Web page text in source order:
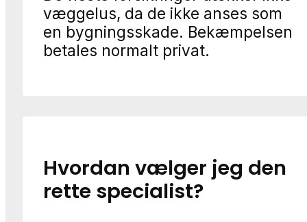
væggelus, da de ikke anses som
en bygningsskade. Bekæmpelsen
betales normalt privat.
Hvordan vælger jeg den
rette specialist?